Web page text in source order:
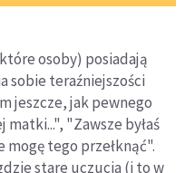
osoby) posiadają
sobie teraźniejszości
jeszcze, jak pewnego
matki...", "Zawsze byłaś
tego przełknąć".
stare uczucia (i to w